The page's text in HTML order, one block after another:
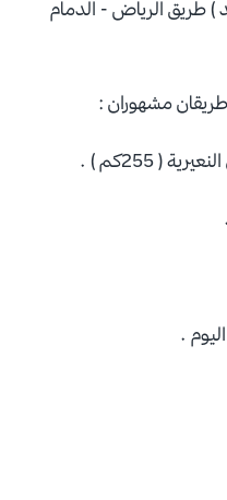
) طريق الرياض - الدمام
مشهوران :